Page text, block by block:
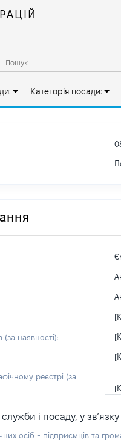
Категорія посади:
наявності):
реєстрі (за
і посаду, у
осіб - підприємців та